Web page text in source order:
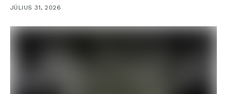
JÚLIUS 31, 2026